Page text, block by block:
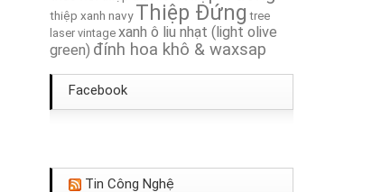
thiệp xanh navy Thiệp Đứng tree
laser vintage xanh ô liu nhạt (light olive
green) đính hoa khô & waxsap
Facebook
Tin Công Nghệ